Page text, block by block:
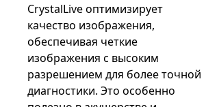
CrystalLive оптимизирует
качество изображения,
обеспечивая четкие
изображения с высоким
разрешением для более точной
диагностики. Это особенно